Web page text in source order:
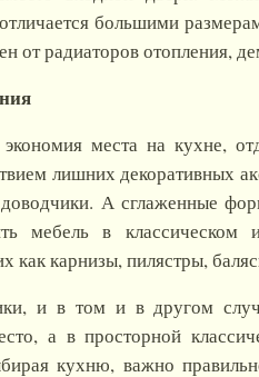
большими
от радиаторов отопления,
места на кухне,
лишних декоративных
А сглаженные
мебель в классическом
как карнизы, пилястры,
и в том и в другом
а в просторной
кухню, важно